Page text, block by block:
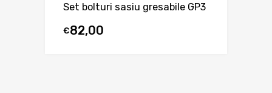
Set bolturi sasiu gresabile GP3
€82,00